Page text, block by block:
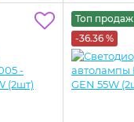
Топ продаж
-36.36 %